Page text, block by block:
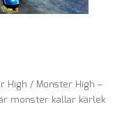
High / Monster High –
monster kallar kärlek